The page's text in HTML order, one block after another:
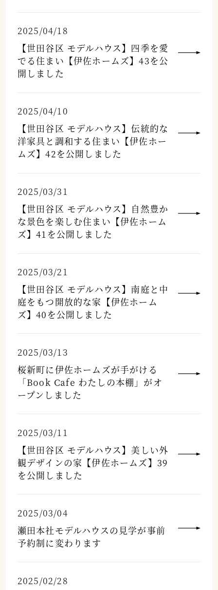
2025/04/18
【世田谷区 モデルハウス】四季を愛
でる住まい【伊佐ホームズ】43を公
開しました
2025/04/10
【世田谷区 モデルハウス】伝統的な
洋家具と調和する住まい【伊佐ホー
ムズ】42を公開しました
2025/03/31
【世田谷区 モデルハウス】自然豊か
な景色を楽しむ住まい【伊佐ホーム
ズ】41を公開しました
2025/03/21
【世田谷区 モデルハウス】南庭と中
庭をもつ開放的な家【伊佐ホーム
ズ】40を公開しました
2025/03/13
桜新町に伊佐ホームズが手がける
「Book Cafe わたしの本棚」がオ
ープンしました
2025/03/11
【世田谷区 モデルハウス】美しい外
観デザインの家【伊佐ホームズ】39
を公開しました
2025/03/04
瀬田本社モデルハウスの見学が事前
予約制に変わります
2025/02/28